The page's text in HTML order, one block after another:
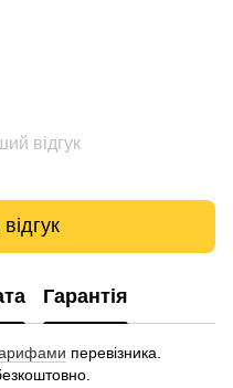
відгук
Гарантія
перевізника.